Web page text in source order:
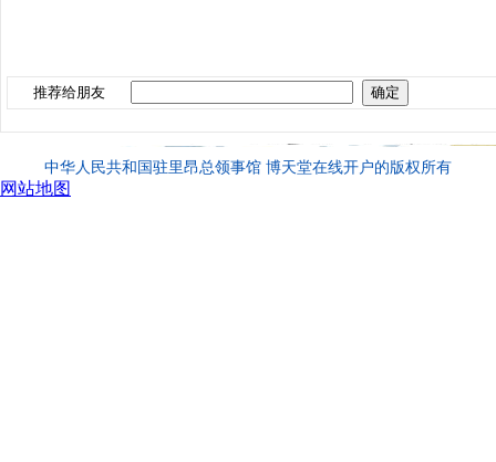
推荐给朋友
中华人民共和国驻里昂总领事馆 博天堂在线开户的版权所有
网站地图